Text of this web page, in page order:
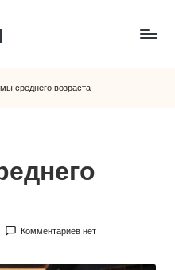
среднего возраста
Комментариев нет